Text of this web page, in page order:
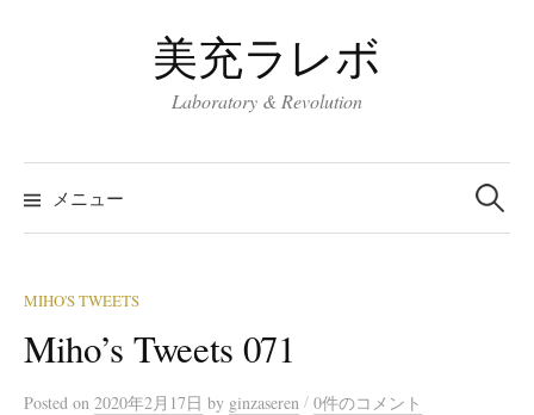
ス
キ
プ
美充ラレボ
Laboratory & Revolution
メニュー
検
索:
MIHO'S TWEETS
Miho’s Tweets 071
Posted on 2020年2月17日 by ginzaseren / 0件のコメント